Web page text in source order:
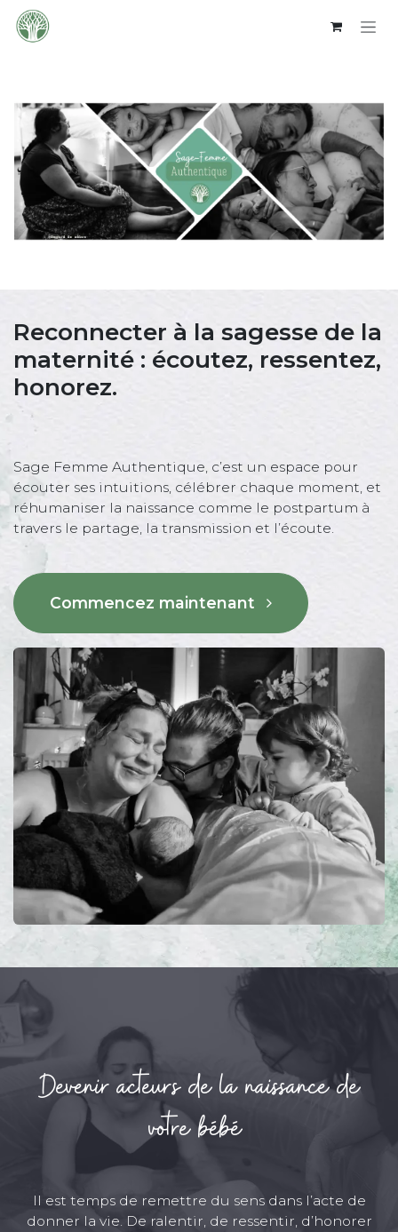
Se rendre au contenu
Reconnecter à la sagesse de la
maternité : écoutez, ressentez,
honorez.
Sage Femme Authentique, c’est un espace pour
écouter ses intuitions, célébrer chaque moment, et
réhumaniser la naissance comme le postpartum à
travers le partage, la transmission et l’écoute.
Commencez maintenant
Devenir acteurs de la naissance de
votre bébé
Il est temps de remettre du sens dans l’acte de
donner la vie. De ralentir, de ressentir, d’honorer